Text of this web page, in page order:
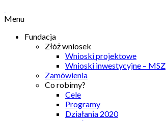
Menu
Fundacja
Złóż wniosek
Wnioski projektowe
Wnioski inwestycyjne – MSZ
Zamówienia
Co robimy?
Cele
Programy
Działania 2020